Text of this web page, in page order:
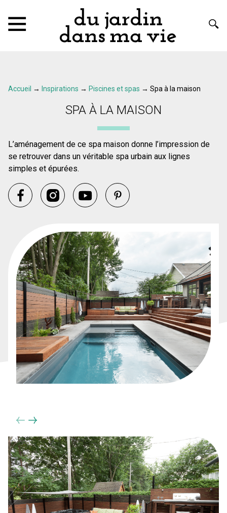
Accueil → Inspirations → Piscines et spas → Spa à la maison
SPA À LA MAISON
L’aménagement de ce spa maison donne l’impression de
se retrouver dans un véritable spa urbain aux lignes
simples et épurées.